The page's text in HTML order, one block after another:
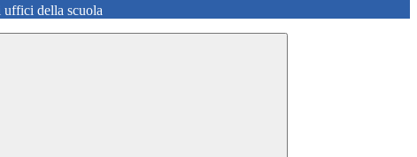
uffici della scuola